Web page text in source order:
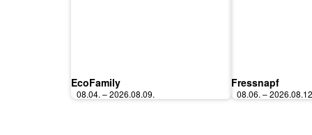
EcoFamily
08.04. – 2026.08.09.
Fressnapf
08.06. –